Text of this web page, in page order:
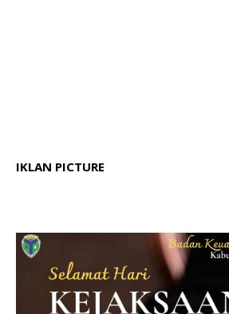
IKLAN PICTURE